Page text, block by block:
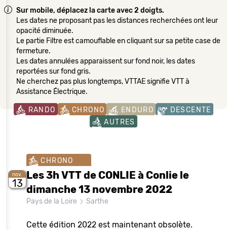
Sur mobile, déplacez la carte avec 2 doigts.
Les dates ne proposant pas les distances recherchées ont leur
opacité diminuée.
Le partie Filtre est camouflable en cliquant sur sa petite case de
fermeture.
Les dates annulées apparaissent sur fond noir, les dates
reportées sur fond gris.
Ne cherchez pas plus longtemps, VTTAE signifie VTT à
Assistance Électrique.
RANDO CHRONO ENDURO
DESCENTE
AUTRES
nov.
13
CHRONO
Les 3h VTT de CONLIE à Conlie le
dimanche 13 novembre 2022
Pays de la Loire Sarthe
Cette édition 2022 est maintenant obsolète.